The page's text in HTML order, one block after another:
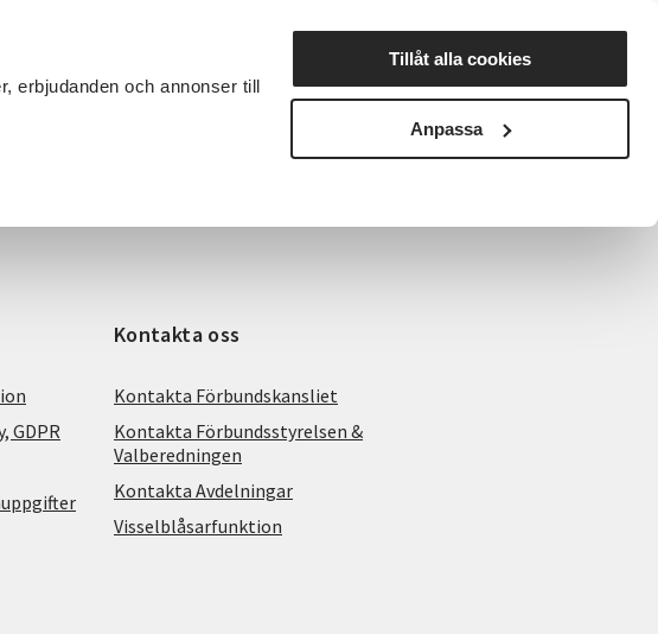
erbjudanden och annonser till
Tillåt alla cookies
Anpassa
Nyheter Avdelningar
GDPR
Kontakta oss
Kontakta Förbundskansliet
Kontakta Förbundsstyrelsen &
Valberedningen
Kontakta Avdelningar
Visselblåsarfunktion